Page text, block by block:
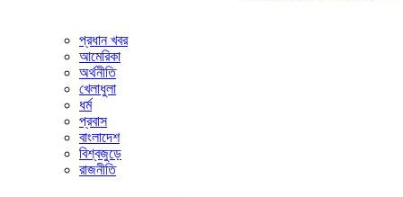
প্রধান খবর
আমেরিকা
অর্থনীতি
খেলাধুলা
ধর্ম
প্রবাস
বাংলাদেশ
বিশ্বজুড়ে
রাজনীতি